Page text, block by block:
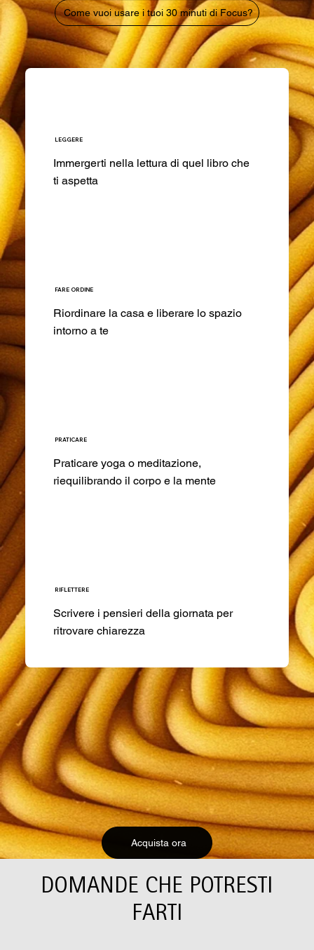
DOMANDE CHE POTRESTI
FARTI
Come vuoi usare i tuoi 30 minuti di Focus?
LEGGERE
Immergerti nella lettura di quel libro che
ti aspetta
FARE ORDINE
Riordinare la casa e liberare lo spazio
intorno a te
PRATICARE
Praticare yoga o meditazione,
riequilibrando il corpo e la mente
RIFLETTERE
Scrivere i pensieri della giornata per
ritrovare chiarezza
Acquista ora